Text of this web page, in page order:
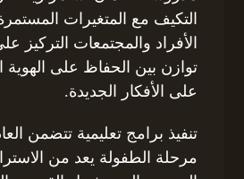
التكيف مع المتغيرات
الأفراد والمجتمعات التركيز
توازن بين الحفاظ على الهوية
على الأفكار الجديدة.
تنفيذ برامج تعليمية تتضمن
مرحلة الطفولة يعد من